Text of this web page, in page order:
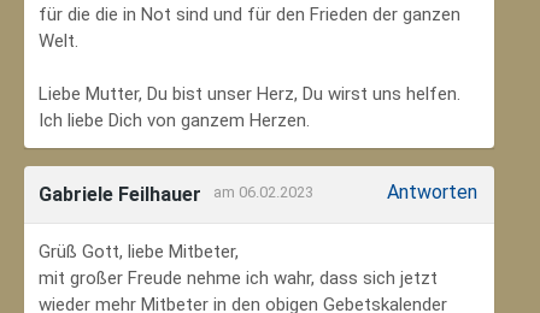
für die die in Not sind und für den Frieden der ganzen
Welt.
Liebe Mutter, Du bist unser Herz, Du wirst uns helfen.
Ich liebe Dich von ganzem Herzen.
Gabriele Feilhauer am 06.02.2023 Antworten
Grüß Gott, liebe Mitbeter,
mit großer Freude nehme ich wahr, dass sich jetzt
wieder mehr Mitbeter in den obigen Gebetskalender